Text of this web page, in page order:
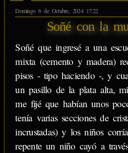
Domingo 6 de Octubre, 2024 17:22
Soñé con la
Soñé que ingresé a una
mixta (cemento y madera)
pisos - tipo haciendo -, y
un pasillo de la plata alta,
me fijé que habían unos
tenía varias secciones de
incrustadas) y los niños
repente un niño cayó a